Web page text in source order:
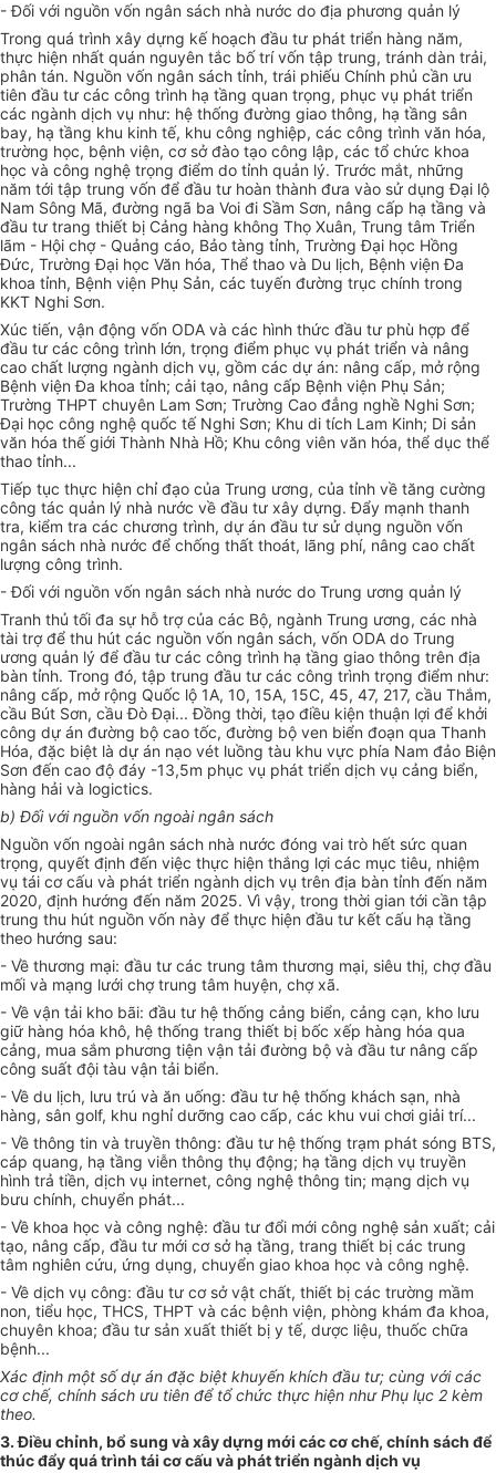
- Đối với nguồn vốn ngân sách nhà nước do địa phương quản lý
Trong quá trình xây dựng kế hoạch đầu tư phát triển hàng năm,
thực hiện nhất quán nguyên tắc bố trí vốn tập trung, tránh dàn trải,
phân tán. Nguồn vốn ngân sách tỉnh, trái phiếu Chính phủ cần ưu
tiên đầu tư các công trình hạ tầng quan trọng, phục vụ phát triển
các ngành dịch vụ như: hệ thống đường giao thông, hạ tầng sân
bay, hạ tầng khu kinh tế, khu công nghiệp, các công trình văn hóa,
trường học, bệnh viện, cơ sở đào tạo công lập, các tổ chức khoa
học và công nghệ trọng điểm do tỉnh quản lý. Trước mắt, những
năm tới tập trung vốn để đầu tư hoàn thành đưa vào sử dụng Đại lộ
Nam Sông Mã, đường ngã ba Voi đi Sầm Sơn, nâng cấp hạ tầng và
đầu tư trang thiết bị Cảng hàng không Thọ Xuân, Trung tâm Triển
lãm - Hội chợ - Quảng cáo, Bảo tàng tỉnh, Trường Đại học Hồng
Đức, Trường Đại học Văn hóa, Thể thao và Du lịch, Bệnh viện Đa
khoa tỉnh, Bệnh viện Phụ Sản, các tuyến đường trục chính trong
KKT Nghi Sơn.
Xúc tiến, vận động vốn ODA và các hình thức đầu tư phù hợp để
đầu tư các công trình lớn, trọng điểm phục vụ phát triển và nâng
cao chất lượng ngành dịch vụ, gồm các dự án: nâng cấp, mở rộng
Bệnh viện Đa khoa tỉnh; cải tạo, nâng cấp Bệnh viện Phụ Sản;
Trường THPT chuyên Lam Sơn; Trường Cao đẳng nghề Nghi Sơn;
Đại học công nghệ quốc tế Nghi Sơn; Khu di tích Lam Kinh; Di sản
văn hóa thế giới Thành Nhà Hồ; Khu công viên văn hóa, thể dục thể
thao tỉnh...
Tiếp tục thực hiện chỉ đạo của Trung ương, của tỉnh về tăng cường
công tác quản lý nhà nước về đầu tư xây dựng. Đẩy mạnh thanh
tra, kiểm tra các chương trình, dự án đầu tư sử dụng nguồn vốn
ngân sách nhà nước để chống thất thoát, lãng phí, nâng cao chất
lượng công trình.
- Đối với nguồn vốn ngân sách nhà nước do Trung ương quản lý
Tranh thủ tối đa sự hỗ trợ của các Bộ, ngành Trung ương, các nhà
tài trợ để thu hút các nguồn vốn ngân sách, vốn ODA do Trung
ương quản lý để đầu tư các công trình hạ tầng giao thông trên địa
bàn tỉnh. Trong đó, tập trung đầu tư các công trình trọng điểm như:
nâng cấp, mở rộng Quốc lộ 1A, 10, 15A, 15C, 45, 47, 217, cầu Thắm,
cầu Bút Sơn, cầu Đò Đại... Đồng thời, tạo điều kiện thuận lợi để khởi
công dự án đường bộ cao tốc, đường bộ ven biển đoạn qua Thanh
Hóa, đặc biệt là dự án nạo vét luồng tàu khu vực phía Nam đảo Biện
Sơn đến cao độ đáy -13,5m phục vụ phát triển dịch vụ cảng biển,
hàng hải và logictics.
b) Đối với nguồn vốn ngoài ngân sách
Nguồn vốn ngoài ngân sách nhà nước đóng vai trò hết sức quan
trọng, quyết định đến việc thực hiện thắng lợi các mục tiêu, nhiệm
vụ tái cơ cấu và phát triển ngành dịch vụ trên địa bàn tỉnh đến năm
2020, định hướng đến năm 2025. Vì vậy, trong thời gian tới cần tập
trung thu hút nguồn vốn này để thực hiện đầu tư kết cấu hạ tầng
theo hướng sau:
- Về thương mại: đầu tư các trung tâm thương mại, siêu thị, chợ đầu
mối và mạng lưới chợ trung tâm huyện, chợ xã.
- Về vận tải kho bãi: đầu tư hệ thống cảng biển, cảng cạn, kho lưu
giữ hàng hóa khô, hệ thống trang thiết bị bốc xếp hàng hóa qua
cảng, mua sắm phương tiện vận tải đường bộ và đầu tư nâng cấp
công suất đội tàu vận tải biển.
- Về du lịch, lưu trú và ăn uống: đầu tư hệ thống khách sạn, nhà
hàng, sân golf, khu nghỉ dưỡng cao cấp, các khu vui chơi giải trí...
- Về thông tin và truyền thông: đầu tư hệ thống trạm phát sóng BTS,
cáp quang, hạ tầng viễn thông thụ động; hạ tầng dịch vụ truyền
hình trả tiền, dịch vụ internet, công nghệ thông tin; mạng dịch vụ
bưu chính, chuyển phát...
- Về khoa học và công nghệ: đầu tư đổi mới công nghệ sản xuất; cải
tạo, nâng cấp, đầu tư mới cơ sởhạ tầng, trang thiết bị các trung
tâm nghiên cứu, ứng dụng, chuyển giao khoa học và công nghệ.
- Về dịch vụ công: đầu tư cơ sởvật chất, thiết bị các trường mầm
non, tiểu học, THCS, THPT và các bệnh viện, phòng khám đa khoa,
chuyên khoa; đầu tư sản xuất thiết bị y tế, dược liệu, thuốc chữa
bệnh...
Xác định một số dự án đặc biệt khuyến khích đầu tư; cùng với các
cơ chế, chính sách ưu tiên để tổ chức thực hiện như Phụ lục 2 kèm
theo.
3. Điều chỉnh, bổ sung và xây dựng mới các cơ chế, chính sách để
thúc đẩy quá trình tái cơ cấu và phát triển ngành dịch vụ